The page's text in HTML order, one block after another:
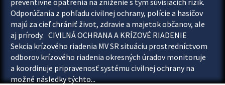
preventívne opatrenia na zníženie s tým súvisiacich rizík.
Odporúčania z pohľadu civilnej ochrany, polície a hasičov
majú za cieľ chrániť život, zdravie a majetok občanov, ale
aj prírody. CIVILNÁ OCHRANA A KRÍZOVÉ RIADENIE
Sekcia krízového riadenia MV SR situáciu prostredníctvom
odborov krízového riadenia okresných úradov monitoruje
a koordinuje pripravenosť systému civilnej ochrany na
možné následky týchto...